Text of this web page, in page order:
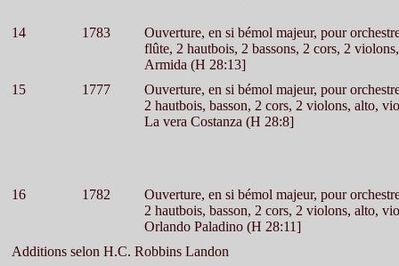
14 1783
Ouverture, en si bémol majeur, pour
flûte, 2 hautbois, 2 bassons, 2 cors, 2
Armida (H 28:13]
15
1777
Ouverture, en si bémol majeur, pour
2 hautbois, basson, 2 cors, 2 violons, alto,
La vera Costanza (H 28:8]
16 1782
Ouverture, en si bémol majeur, pour
2 hautbois, basson, 2 cors, 2 violons, alto,
Orlando Paladino (H 28:11]
Additions selon H.C. Robbins Landon